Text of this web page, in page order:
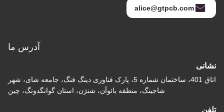
alice@gtpcb.com
آدرس ما
نشانی
اتاق 401، ساختمان شماره 5، پارک فناوری دینگ فنگ، جامعه شای، شهر
شاجینگ، منطقه بائوآن، شنژن، استان گوانگدونگ، چین
تلفن